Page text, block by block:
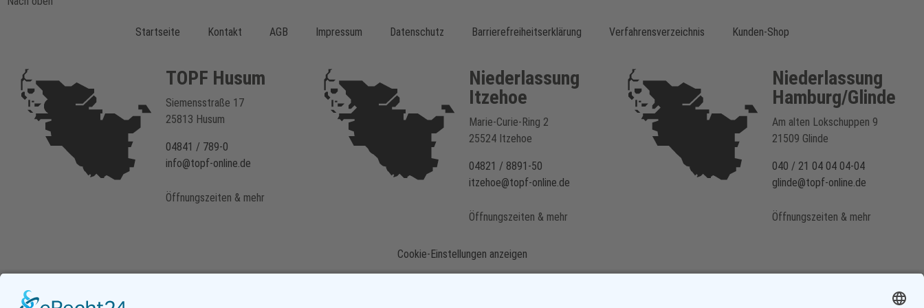
Startseite Kontakt AGB Impressum Datenschutz Barrierefreiheitserklärung Verfahrensverzeichnis Kunden-Shop
TOPF Husum
Siemensstraße 17
25813 Husum
04841 / 789-0
info@topf-online.de
Öffnungszeiten & mehr
Niederlassung
Itzehoe
Marie-Curie-Ring 2
25524 Itzehoe
04821 / 8891-50
itzehoe@topf-online.de
Öffnungszeiten & mehr
Niederlassung
Hamburg/Glinde
Am alten Lokschuppen 9
21509 Glinde
040 / 21 04 04 04-04
glinde@topf-online.de
Öffnungszeiten & mehr
Cookie-Einstellungen anzeigen